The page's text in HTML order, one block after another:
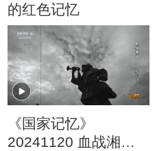
的红色记忆
《国家记忆》
20241120 血战湘江